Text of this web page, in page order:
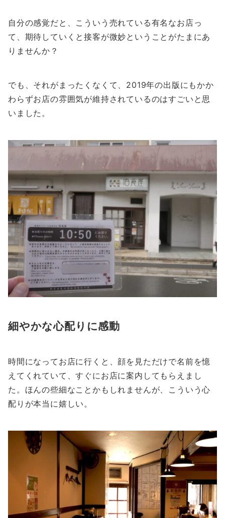
自分の感覚だと、こういう売れている有名なお店っ
て、期待していくと接客が微妙ということがたまにあ
りませんか？
でも、それがまったくなくて、2019年の出版にもかか
わらずお店の雰囲気が維持されているのはすごいと思
いました。
細やかな心配りに感動
時間になってお店に行くと、顔を見ただけで名前を憶
えてくれていて、すぐにお店に案内してもらえまし
た。ほんの些細なことかもしれませんが、こういう心
配りが本当に嬉しい。